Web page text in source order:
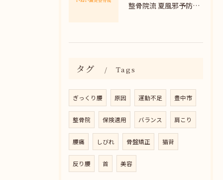
整骨院流 夏風邪予防の正しい習慣
タグ Tags
ぎっくり腰 原因 運動不足 豊中市
整骨院 保険適用 バランス 肩こり
腰痛 しびれ 骨盤矯正 猫背
反り腰 首 美容